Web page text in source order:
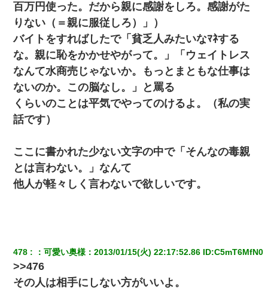
百万円使った。だから親に感謝をしろ。感謝がた
りない（＝親に服従しろ）」）
バイトをすればしたで「貧乏人みたいなﾏﾈする
な。親に恥をかかせやがって。」「ウェイトレス
なんて水商売じゃないか。もっとまともな仕事は
ないのか。この脳なし。」と罵る
くらいのことは平気でやってのけるよ。（私の実
話です）
ここに書かれた少ない文字の中で「そんなの毒親
とは言わない。」なんて
他人が軽々しく言わないで欲しいです。
478 ：可愛い奥様 ：2013/01/15(火) 22:17:52.86 ID:C5mT6MfN0
>>476
その人は相手にしない方がいいよ。